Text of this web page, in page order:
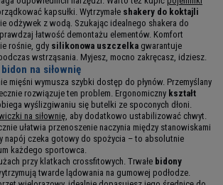
kapsułki. Wytrzymałe shakery do koktajli
odżywek z wodą. Szukając idealnego shakera do
łatwość demontażu elementów. Komfort
rośnie, gdy silikonowa uszczelka gwarantuje
wstrząsania. Myjesz, mocno zakręcasz, idziesz.
bidon na siłownię
mięśni wymusza szybki dostęp do płynów. Przemyślany
rozwiązuje ten problem. Ergonomiczny kształt
wyślizgiwaniu się butelki ze spoconych dłoni.
na siłownię , aby dodatkowo ustabilizować chwyt.
ułatwia przenoszenie naczynia między stanowiskami
napój czeka gotowy do spożycia – to absolutnie
każdego sportowca.
przy klatkach crossfitowych. Trwałe bidony
twarde lądowania na gumowej podłodze.